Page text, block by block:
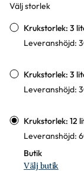
Välj storlek
Varianter
Krukstorlek: 3
Leveranshöjd:
Krukstorlek: 3
Leveranshöjd:
Krukstorlek: 12
Leveranshöjd:
Butik
Välj butik